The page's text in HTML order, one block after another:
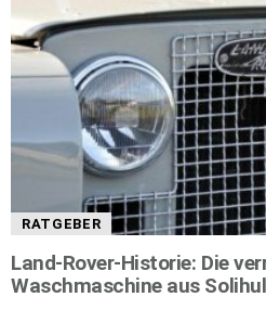
RATGEBER
Land-Rover-Historie: Die
Waschmaschine aus